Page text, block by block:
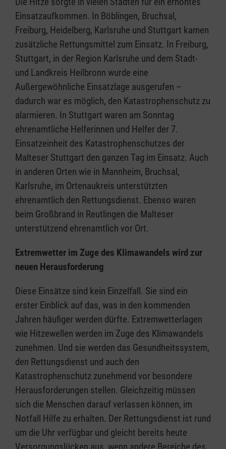
Einsatzaufkommen. In Böblingen, Bruchsal,
Freiburg, Heidelberg, Karlsruhe und Stuttgart kamen
zusätzliche Rettungsmittel zum Einsatz. In Freiburg,
Stuttgart, in der Region Karlsruhe und dem Stadt-
und Landkreis Heilbronn wurde eine
Außergewöhnliche Einsatzlage ausgerufen –
dadurch war es möglich, den Katastrophenschutz zu
alarmieren. In Stuttgart waren am Sonntag
ehrenamtliche Helferinnen und Helfer der 7.
Einsatzeinheit des Katastrophenschutzes der
Malteser Stuttgart den ganzen Tag im Einsatz. Auch
in anderen Orten wie in Mannheim, Bruchsal,
Karlsruhe, im Ortenaukreis unterstützten
ehrenamtlich den Rettungsdienst. Ebenso waren
beim Großbrand in Reutlingen die Malteser
unterstützend ehrenamtlich vor Ort.
Extremwetter im Zuge des Klimawandels wird zur
neuen Herausforderung
Diese Einsätze sind kein Einzelfall. Sie sind ein
erster Einblick auf das, was in den kommenden
Jahren häufiger werden dürfte. Extremwetterlagen
wie Hitzewellen werden im Zuge des Klimawandels
zunehmen. Und sie werden das Gesundheitssystem,
den Rettungsdienst und auch den
Katastrophenschutz zunehmend vor besondere
Herausforderungen stellen. Gleichzeitig müssen
sich die Menschen darauf verlassen können, im
Notfall Hilfe zu erhalten. Der Rettungsdienst ist rund
um die Uhr verfügbar und gleicht bereits heute